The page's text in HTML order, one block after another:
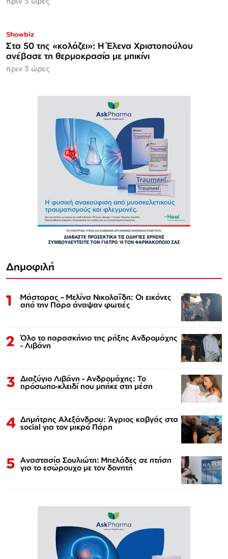
Showbiz
Στα 50 της «κολάζει»: Η Έλενα Χριστοπούλου
ανέβασε τη θερμοκρασία με μπικίνι
πριν 3 ώρες
Δημοφιλή
1 Μάστορας – Μελίνα Νικολαΐδη: Οι εικόνες
από την Πάρο άναψαν φωτιές
2 Όλο το παρασκήνιο της ρήξης Ανδρομάχης
- Λιβάνη
3 Διαζύγιο Λιβάνη - Ανδρομάχης: Το
πρόσωπο-κλειδί που μπήκε στη μέση
4 Δημήτρης Αλεξάνδρου: Άγριος καβγάς στα
social για τον μικρό Πάρη
5 Αναστασία Σουλιώτη: Μπελάδες σε πτήση
για το εσώρουχο με τον δονητή